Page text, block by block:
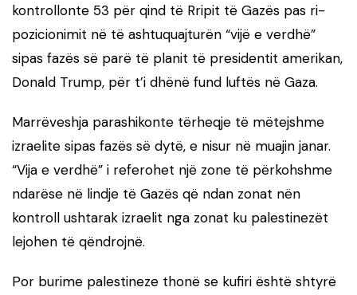
kontrollonte 53 për qind të Rripit të Gazës pas ri-
pozicionimit në të ashtuquajturën “vijë e verdhë”
sipas fazës së parë të planit të presidentit amerikan,
Donald Trump, për t’i dhënë fund luftës në Gaza.
Marrëveshja parashikonte tërheqje të mëtejshme
izraelite sipas fazës së dytë, e nisur në muajin janar.
“Vija e verdhë” i referohet një zone të përkohshme
ndarëse në lindje të Gazës që ndan zonat nën
kontroll ushtarak izraelit nga zonat ku palestinezët
lejohen të qëndrojnë.
Por burime palestineze thonë se kufiri është shtyrë